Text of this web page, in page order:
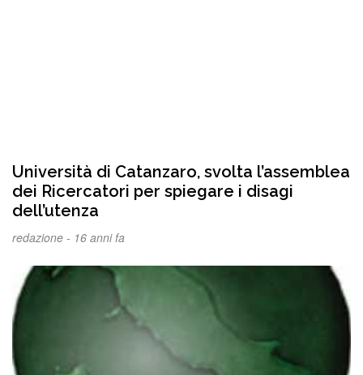
Università di Catanzaro, svolta l’assemblea
dei Ricercatori per spiegare i disagi
dell’utenza
redazione - 16 anni fa